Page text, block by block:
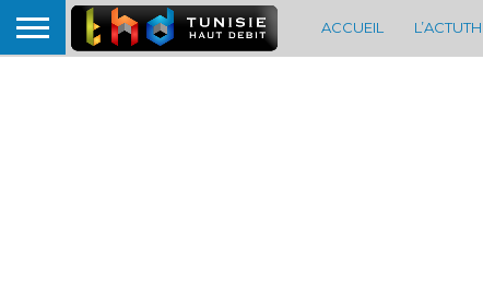
ACCUEIL